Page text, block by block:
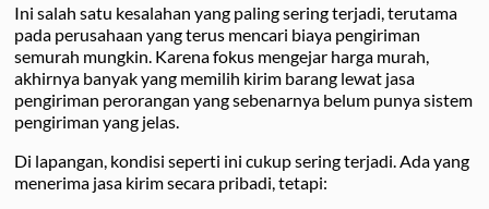
Ini salah satu kesalahan yang paling sering terjadi, terutama
pada perusahaan yang terus mencari biaya pengiriman
semurah mungkin. Karena fokus mengejar harga murah,
akhirnya banyak yang memilih kirim barang lewat jasa
pengiriman perorangan yang sebenarnya belum punya sistem
pengiriman yang jelas.
Di lapangan, kondisi seperti ini cukup sering terjadi. Ada yang
menerima jasa kirim secara pribadi, tetapi: